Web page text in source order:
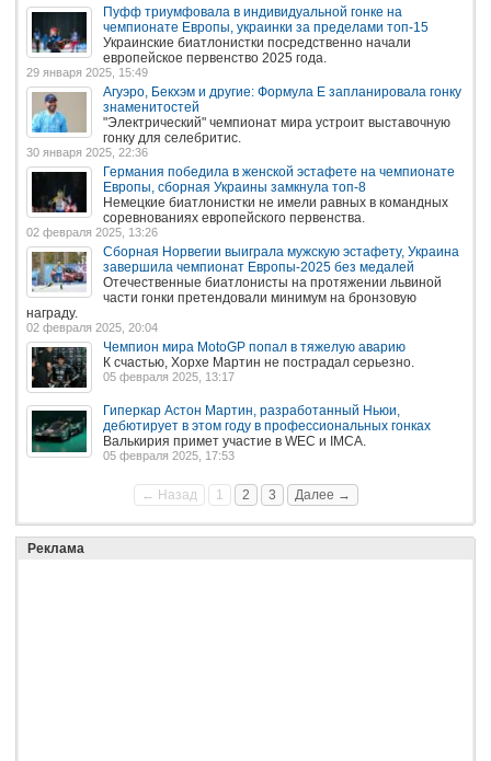
Пуфф триумфовала в индивидуальной гонке на
чемпионате Европы, украинки за пределами топ-15
Украинские биатлонистки посредственно начали
европейское первенство 2025 года.
29 января 2025, 15:49
Агуэро, Бекхэм и другие: Формула E запланировала гонку
знаменитостей
"Электрический" чемпионат мира устроит выставочную
гонку для селебритис.
30 января 2025, 22:36
Германия победила в женской эстафете на чемпионате
Европы, сборная Украины замкнула топ-8
Немецкие биатлонистки не имели равных в командных
соревнованиях европейского первенства.
02 февраля 2025, 13:26
Сборная Норвегии выиграла мужскую эстафету, Украина
завершила чемпионат Европы-2025 без медалей
Отечественные биатлонисты на протяжении львиной
части гонки претендовали минимум на бронзовую
награду.
02 февраля 2025, 20:04
Чемпион мира MotoGP попал в тяжелую аварию
К счастью, Хорхе Мартин не пострадал серьезно.
05 февраля 2025, 13:17
Гиперкар Астон Мартин, разработанный Ньюи,
дебютирует в этом году в профессиональных гонках
Валькирия примет участие в WEC и IMCA.
05 февраля 2025, 17:53
← Назад 1 2 3 Далее →
Реклама